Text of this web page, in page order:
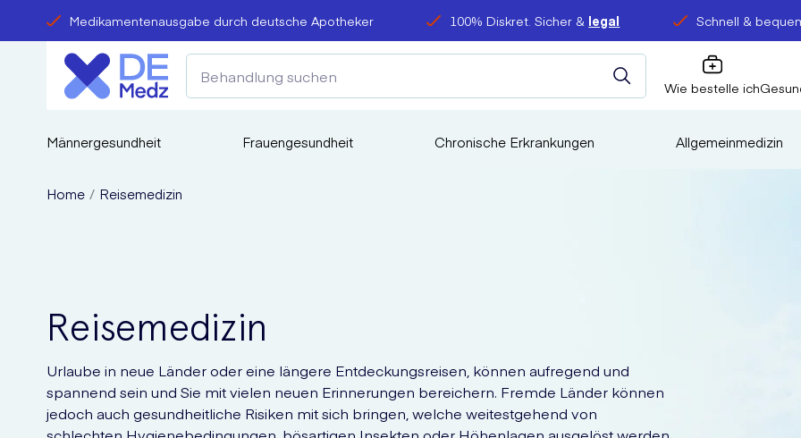
Medikamentenausgabe durch deutsche Apotheker 100% Diskret. Sicher & legal Schnell &
Wie bestelle ich
Männergesundheit Frauengesundheit Chronische Erkrankungen Allgemeinmedizin
Home Reisemedizin
Reisemedizin
Urlaube in neue Länder oder eine längere Entdeckungsreisen, können aufregend und
spannend sein und Sie mit vielen neuen Erinnerungen bereichern. Fremde Länder können
jedoch auch gesundheitliche Risiken mit sich bringen, welche weitestgehend von